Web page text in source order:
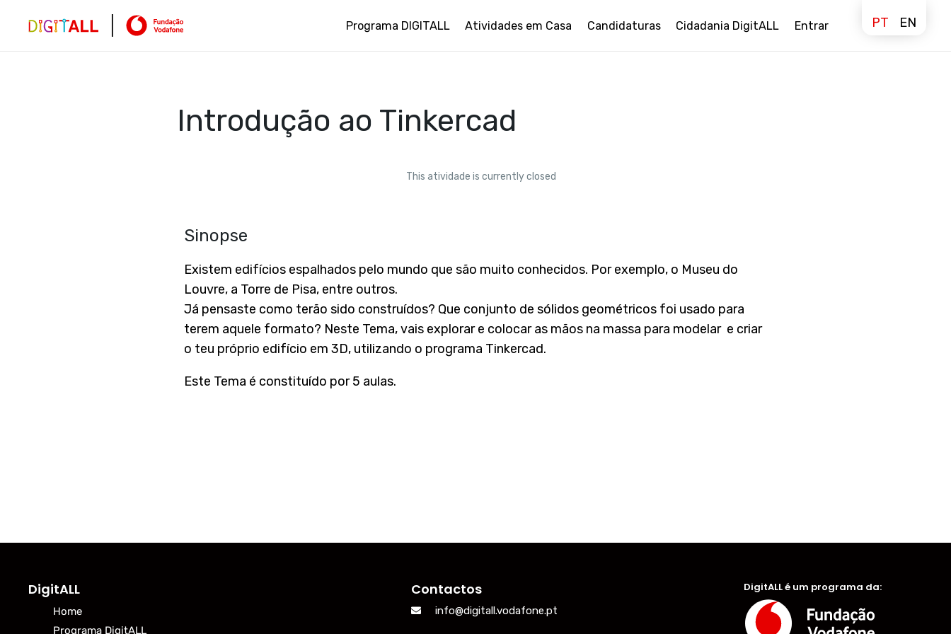
Programa DIGITALL Atividades em Casa Candidaturas Cidadania DigitALL Entrar PT EN
Introdução ao Tinkercad
This atividade is currently closed
Sinopse
Existem edifícios espalhados pelo mundo que são muito conhecidos. Por exemplo, o Museu do
Louvre, a Torre de Pisa, entre outros.
Já pensaste como terão sido construídos? Que conjunto de sólidos geométricos foi usado para
terem aquele formato? Neste Tema, vais explorar e colocar as mãos na massa para modelar e criar
o teu próprio edifício em 3D, utilizando o programa Tinkercad.
Este Tema é constituído por 5 aulas.
DigitALL
Home
Programa DigitALL
Contactos
info@digitall.vodafone.pt
DigitALL é um programa da: